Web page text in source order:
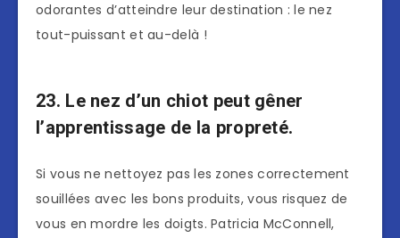
odorantes d’atteindre leur destination : le nez
tout-puissant et au-delà !
23. Le nez d’un chiot peut gêner
l’apprentissage de la propreté.
Si vous ne nettoyez pas les zones correctement
souillées avec les bons produits, vous risquez de
vous en mordre les doigts. Patricia McConnell,